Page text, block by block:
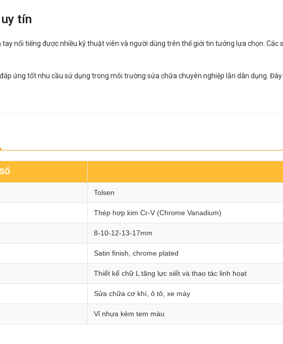
tín
nổi tiếng được nhiều kỹ thuật viên và người dùng trên thế giới tin tưởng lựa chọn.
đáp ứng tốt nhu cầu sử dụng trong môi trường sửa chữa chuyên nghiệp lẫn dân dụng.
Tolsen
Thép hợp kim Cr-V (Chrome Vanadium)
8-10-12-13-17mm
Satin finish, chrome plated
Thiết kế chữ L tăng lực siết và thao tác linh hoạt
Sửa chữa cơ khí, ô tô, xe máy
Vỉ nhựa kèm tem màu